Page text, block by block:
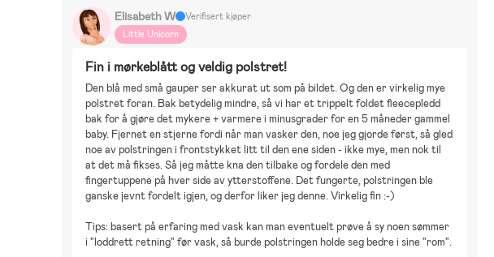
Elisabeth W
Verifisert kjøper
Little Unicorn
Fin i mørkeblått og veldig polstret!
Den blå med små gauper ser akkurat ut som på bildet. Og den er virkelig mye
polstret foran. Bak betydelig mindre, så vi har et trippelt foldet fleecepledd
bak for å gjøre det mykere + varmere i minusgrader for en 5 måneder gammel
baby. Fjernet en stjerne fordi når man vasker den, noe jeg gjorde først, så gled
noe av polstringen i frontstykket litt til den ene siden - ikke mye, men nok til
at det må fikses. Så jeg måtte kna den tilbake og fordele den med
fingertuppene på hver side av ytterstoffene. Det fungerte, polstringen ble
ganske jevnt fordelt igjen, og derfor liker jeg denne. Virkelig fin :-)
Tips: basert på erfaring med vask kan man eventuelt prøve å sy noen sømmer
i "loddrett retning" før vask, så burde polstringen holde seg bedre i sine "rom".